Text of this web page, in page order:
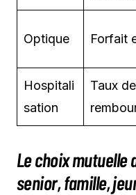
Optique Forfait
Hospitali
sation
Taux de
Le choix mutuelle
senior, famille,